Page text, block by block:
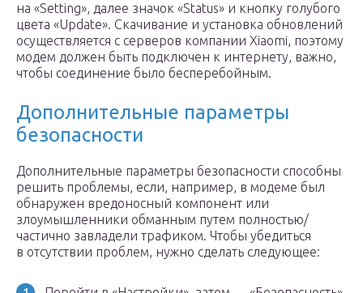
на «Setting», далее значок «Status» и кнопку голубого
цвета «Update». Скачивание и установка обновлений
осуществляется с серверов компании Xiaomi, поэтому
модем должен быть подключен к интернету, важно,
чтобы соединение было бесперебойным.
Дополнительные параметры
безопасности
Дополнительные параметры безопасности способны
решить проблемы, если, например, в модеме был
обнаружен вредоносный компонент или
злоумышленники обманным путем полностью/
частично завладели трафиком. Чтобы убедиться
в отсутствии проблем, нужно сделать следующее: